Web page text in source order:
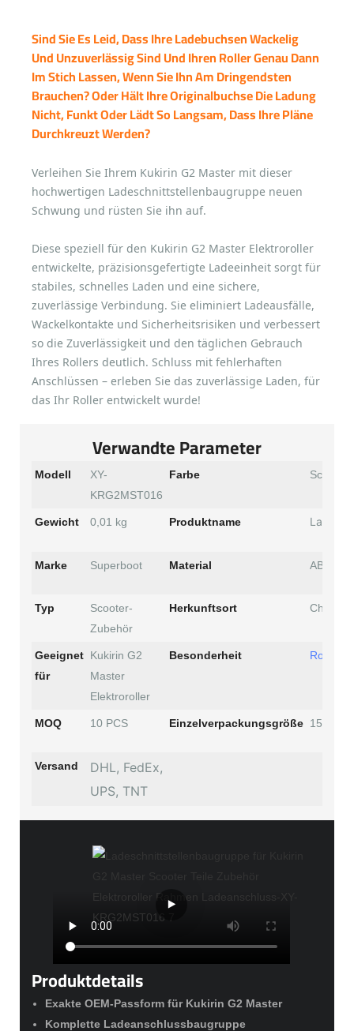
Sind Sie Es Leid, Dass Ihre Ladebuchsen Wackelig
Und Unzuverlässig Sind Und Ihren Roller Genau Dann
Im Stich Lassen, Wenn Sie Ihn Am Dringendsten
Brauchen? Oder Hält Ihre Originalbuchse Die Ladung
Nicht, Funkt Oder Lädt So Langsam, Dass Ihre Pläne
Durchkreuzt Werden?
Verleihen Sie Ihrem Kukirin G2 Master mit dieser
hochwertigen Ladeschnittstellenbaugruppe neuen
Schwung und rüsten Sie ihn auf.
Diese speziell für den Kukirin G2 Master Elektroroller
entwickelte, präzisionsgefertigte Ladeeinheit sorgt für
stabiles, schnelles Laden und eine sichere,
zuverlässige Verbindung. Sie eliminiert Ladeausfälle,
Wackelkontakte und Sicherheitsrisiken und verbessert
so die Zuverlässigkeit und den täglichen Gebrauch
Ihres Rollers deutlich. Schluss mit fehlerhaften
Anschlüssen – erleben Sie das zuverlässige Laden, für
das Ihr Roller entwickelt wurde!
Verwandte Parameter
Modell
XY-
KRG2MST016
Farbe Schwarz
Gewicht 0,01 kg Produktname
Marke Superboot Material ABS
Typ
Scooter-
Zubehör
Herkunftsort China
Geeignet
für
Kukirin G2
Master
Elektroroller
Besonderheit
MOQ 10 PCS Einzelverpackungsgröße 15 x 15
Versand
DHL, FedEx,
UPS, TNT
Produktdetails
Exakte OEM-Passform für Kukirin G2 Master
Komplette Ladeanschlussbaugruppe